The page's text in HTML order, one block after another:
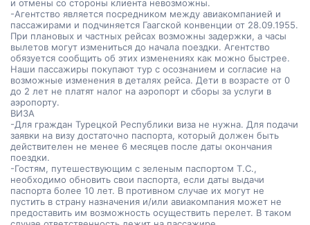
и отмены со стороны клиента невозможны.
-Агентство является посредником между авиакомпанией и
пассажирами и подчиняется Гаагской конвенции от 28.09.1955.
При плановых и частных рейсах возможны задержки, а часы
вылетов могут измениться до начала поездки. Агентство
обязуется сообщить об этих изменениях как можно быстрее.
Наши пассажиры покупают тур с осознанием и согласие на
возможные изменения в деталях рейса. Дети в возрасте от 0
до 2 лет не платят налог на аэропорт и сборы за услуги в
аэропорту.
ВИЗА
-Для граждан Турецкой Республики виза не нужна. Для подачи
заявки на визу достаточно паспорта, который должен быть
действителен не менее 6 месяцев после даты окончания
поездки.
-Гостям, путешествующим с зеленым паспортом Т.C.,
необходимо обновить свои паспорта, если даты выдачи
паспорта более 10 лет. В противном случае их могут не
пустить в страну назначения и/или авиакомпания может не
предоставить им возможность осуществить перелет. В таком